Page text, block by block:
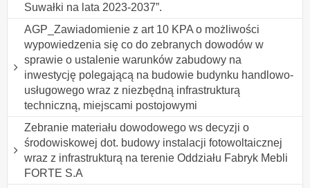
Suwałki na lata 2023-2037”.
AGP_Zawiadomienie z art 10 KPA o możliwości
wypowiedzenia się co do zebranych dowodów w
sprawie o ustalenie warunków zabudowy na
inwestycję polegającą na budowie budynku handlowo-
usługowego wraz z niezbędną infrastrukturą
techniczną, miejscami postojowymi
Zebranie materiału dowodowego ws decyzji o
środowiskowej dot. budowy instalacji fotowoltaicznej
wraz z infrastrukturą na terenie Oddziału Fabryk Mebli
FORTE S.A